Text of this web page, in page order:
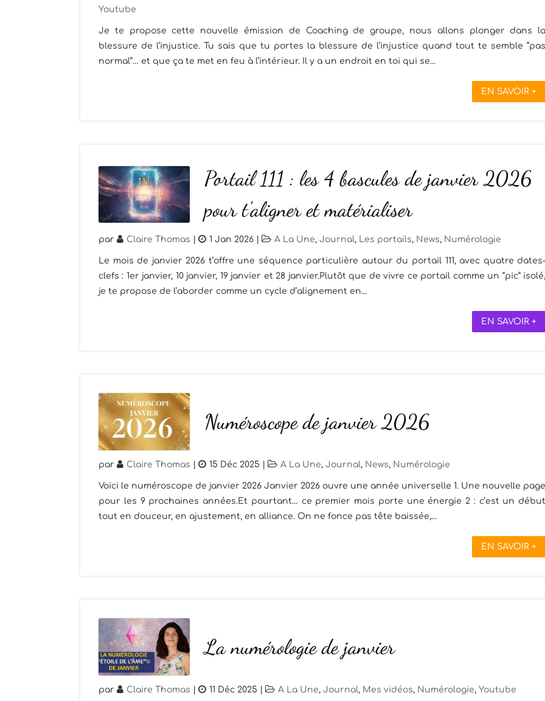
Youtube
Je te propose cette nouvelle émission de Coaching de groupe, nous allons plonger dans
blessure de l’injustice. Tu sais que tu portes la blessure de l’injustice quand tout te semble
normal”… et que ça te met en feu à l’intérieur. Il y a un endroit en toi qui se...
EN SAVOIR +
Portail 111 : les 4 bascules de janvier 2026
pour t’aligner et matérialiser
par Claire Thomas 1 Jan 2026 A La Une, Journal, Les portails, News, Numérologie
Le mois de janvier 2026 t’offre une séquence particulière autour du portail 111, avec quatre
clefs : 1er janvier, 10 janvier, 19 janvier et 28 janvier.Plutôt que de vivre ce portail comme un “pic”
je te propose de l’aborder comme un cycle d’alignement en...
EN SAVOIR +
Numéroscope de janvier 2026
par Claire Thomas 15 Déc 2025 A La Une, Journal, News, Numérologie
Voici le numéroscope de janvier 2026 Janvier 2026 ouvre une année universelle 1. Une nouvelle
pour les 9 prochaines années.Et pourtant… ce premier mois porte une énergie 2 : c’est un
tout en douceur, en ajustement, en alliance. On ne fonce pas tête baissée,...
EN SAVOIR +
La numérologie de janvier
par Claire Thomas 11 Déc 2025 A La Une, Journal, Mes vidéos, Numérologie, Youtube